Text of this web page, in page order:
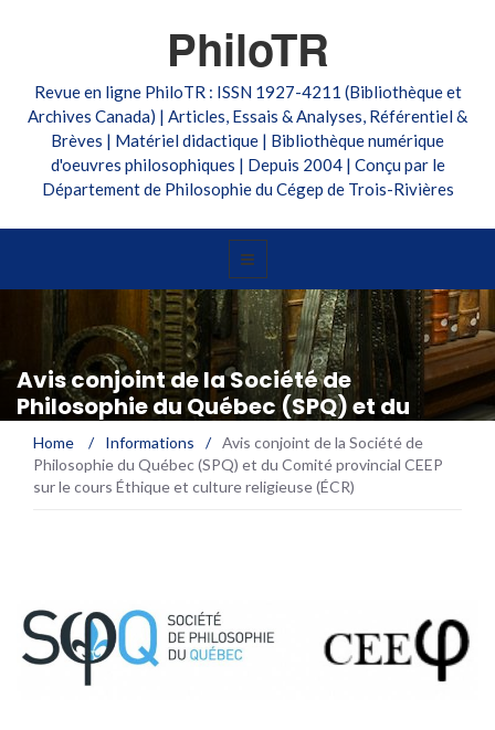
PhiloTR
Revue en ligne PhiloTR : ISSN 1927-4211 (Bibliothèque et
Archives Canada) | Articles, Essais & Analyses, Référentiel &
Brèves | Matériel didactique | Bibliothèque numérique
d'oeuvres philosophiques | Depuis 2004 | Conçu par le
Département de Philosophie du Cégep de Trois-Rivières
Avis conjoint de la Société de
Philosophie du Québec (SPQ) et du
Comité provincial CEEP sur le cours
Éthique et culture religieuse (ÉCR)
Home / Informations / Avis conjoint de la Société de
Philosophie du Québec (SPQ) et du Comité provincial CEEP
sur le cours Éthique et culture religieuse (ÉCR)